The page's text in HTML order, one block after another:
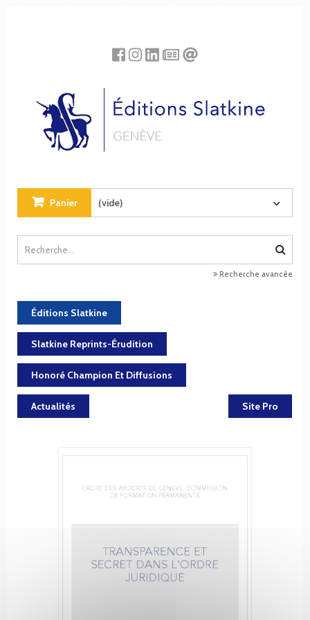
Panier (vide)
Recherche avancée
Éditions Slatkine
Slatkine Reprints-Érudition
Honoré Champion Et Diffusions
Actualités Site Pro